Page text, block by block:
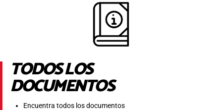
TODOS LOS
DOCUMENTOS
Encuentra todos los documentos